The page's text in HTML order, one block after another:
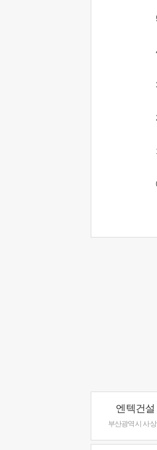
엔텍건설
부산광역시 사